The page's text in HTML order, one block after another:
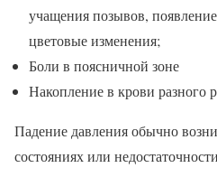
учащения позывов,
цветовые изменения;
Боли в поясничной зоне
Накопление в крови разного
Падение давления обычно
состояниях или